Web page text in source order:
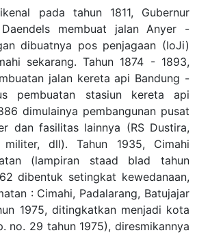
pada tahun 1811, Gubernur
membuat jalan Anyer -
dibuatnya pos penjagaan (IoJi)
sekarang. Tahun 1874 - 1893,
jalan kereta api Bandung -
pembuatan stasiun kereta api
dimulainya pembangunan pusat
dan fasilitas lainnya (RS Dustira,
militer, dll). Tahun 1935, Cimahi
(lampiran staad blad tahun
dibentuk setingkat kewedanaan,
: Cimahi, Padalarang, Batujajar
1975, ditingkatkan menjadi kota
no. 29 tahun 1975), diresmikannya